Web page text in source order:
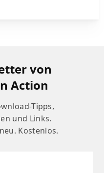
von
Action
Tipps,
und Links.
Kostenlos.